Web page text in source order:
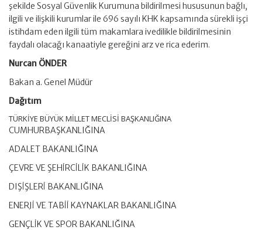
şekilde Sosyal Güvenlik Kurumuna bildirilmesi hususunun bağlı,
ilgili ve ilişkili kurumlar ile 696 sayılı KHK kapsamında sürekli işçi
istihdam eden ilgili tüm makamlara ivedilikle bildirilmesinin
faydalı olacağı kanaatiyle gereğini arz ve rica ederim.
Nurcan ÖNDER
Bakan a. Genel Müdür
Dağıtım
TÜRKİYE BÜYÜK MİLLET MECLİSİ BAŞKANLIĞINA
CUMHURBAŞKANLIĞINA
ADALET BAKANLIĞINA
ÇEVRE VE ŞEHİRCİLİK BAKANLIĞINA
DIŞİŞLERİ BAKANLIĞINA
ENERJİ VE TABİİ KAYNAKLAR BAKANLIĞINA
GENÇLİK VE SPOR BAKANLIĞINA